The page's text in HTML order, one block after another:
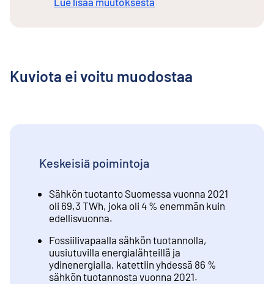
Kuviota ei voitu muodostaa
Keskeisiä poimintoja
Sähkön tuotanto Suomessa vuonna 2021
oli 69,3 TWh, joka oli 4 % enemmän kuin
edellisvuonna.
Fossiilivapaalla sähkön tuotannolla,
uusiutuvilla energialähteillä ja
ydinenergialla, katettiin yhdessä 86 %
sähkön tuotannosta vuonna 2021.